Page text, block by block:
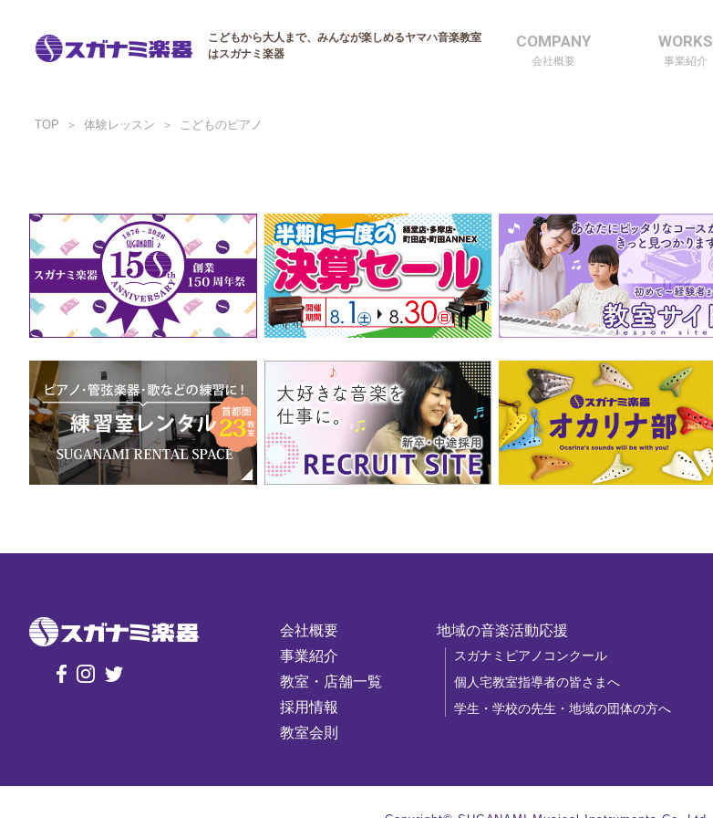
こどもから大人まで、みんなが楽しめるヤマハ音楽教室
はスガナミ楽器
COMPANY
会社概要
WORKS
事業紹介
TOP 体験レッスン こどものピアノ
会社概要
事業紹介
教室・店舗一覧
採用情報
教室会則
地域の音楽活動応援
スガナミピアノコンクール
個人宅教室指導者の皆さまへ
学生・学校の先生・地域の団体の方へ